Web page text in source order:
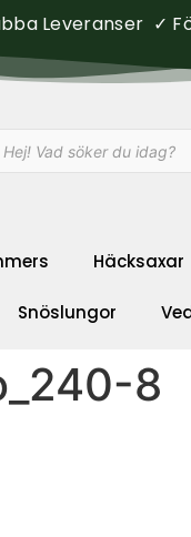
Leveranser ✓
Häcksaxar
Snöslungor
8